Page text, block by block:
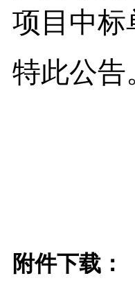
项目中标
特此公告
附件下载：